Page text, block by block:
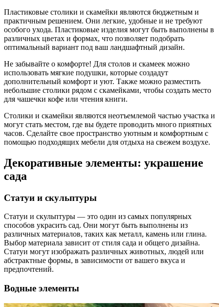
Пластиковые столики и скамейки являются бюджетным и
практичным решением. Они легкие, удобные и не требуют
особого ухода. Пластиковые изделия могут быть выполнены в
различных цветах и формах, что позволяет подобрать
оптимальный вариант под ваш ландшафтный дизайн.
Не забывайте о комфорте! Для столов и скамеек можно
использовать мягкие подушки, которые создадут
дополнительный комфорт и уют. Также можно разместить
небольшие столики рядом с скамейками, чтобы создать место
для чашечки кофе или чтения книги.
Столики и скамейки являются неотъемлемой частью участка и
могут стать местом, где вы будете проводить много приятных
часов. Сделайте свое пространство уютным и комфортным с
помощью подходящих мебели для отдыха на свежем воздухе.
Декоративные элементы: украшение
сада
Статуи и скульптуры
Статуи и скульптуры — это один из самых популярных
способов украсить сад. Они могут быть выполнены из
различных материалов, таких как металл, камень или глина.
Выбор материала зависит от стиля сада и общего дизайна.
Статуи могут изображать различных животных, людей или
абстрактные формы, в зависимости от вашего вкуса и
предпочтений.
Водные элементы